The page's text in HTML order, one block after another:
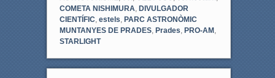
COMETA NISHIMURA DIVULGADOR
CIENTÍFIC estels PARC ASTRONÒMIC
MUNTANYES DE PRADES, Prades PRO-AM,
STARLIGHT